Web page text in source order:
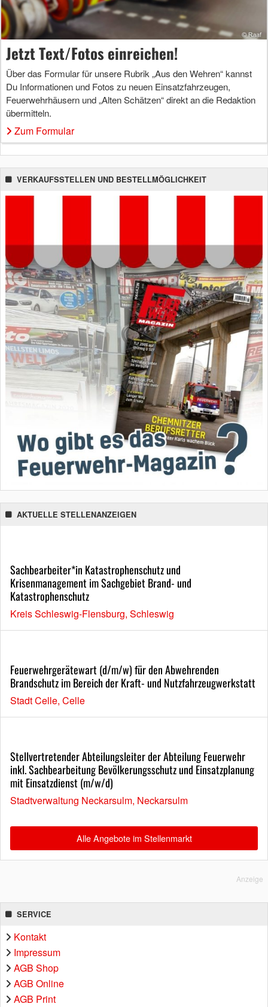
Jetzt Text/Fotos einreichen!
Über das Formular für unsere Rubrik „Aus den Wehren“ kannst
Du Informationen und Fotos zu neuen Einsatzfahrzeugen,
Feuerwehrhäusern und „Alten Schätzen“ direkt an die Redaktion
übermitteln.
Zum Formular
VERKAUFSSTELLEN UND BESTELLMÖGLICHKEIT
AKTUELLE STELLENANZEIGEN
Sachbearbeiter*in Katastrophenschutz und
Krisenmanagement im Sachgebiet Brand- und
Katastrophenschutz
Kreis Schleswig-Flensburg, Schleswig
Feuerwehrgerätewart (d/m/w) für den Abwehrenden
Brandschutz im Bereich der Kraft- und Nutzfahrzeugwerkstatt
Stadt Celle, Celle
Stellvertretender Abteilungsleiter der Abteilung Feuerwehr
inkl. Sachbearbeitung Bevölkerungsschutz und Einsatzplanung
mit Einsatzdienst (m/w/d)
Stadtverwaltung Neckarsulm, Neckarsulm
Alle Angebote im Stellenmarkt
Anzeige
SERVICE
Kontakt
Impressum
AGB Shop
AGB Online
AGB Print